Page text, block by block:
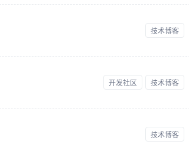
技术博客
开发社区 技术博客
技术博客